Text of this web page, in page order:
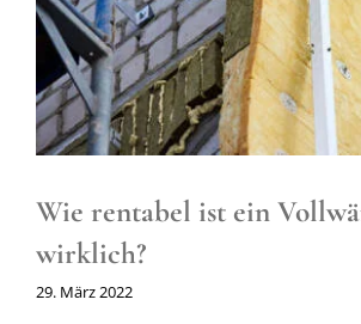
Wie rentabel ist ein
wirklich?
29. März 2022